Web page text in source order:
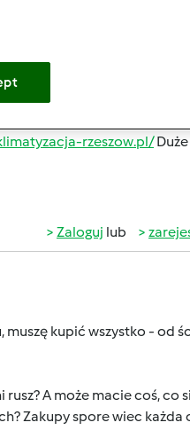
robot odkurzający, nie
rzeszow.pl/
Zaloguj lub
kupić wszystko - od
A może macie coś, co
Zakupy spore wiec każda